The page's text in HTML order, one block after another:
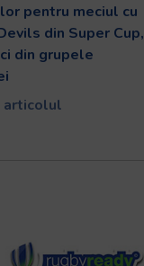
pentru meciul cu
din Super Cup,
din grupele
articolul